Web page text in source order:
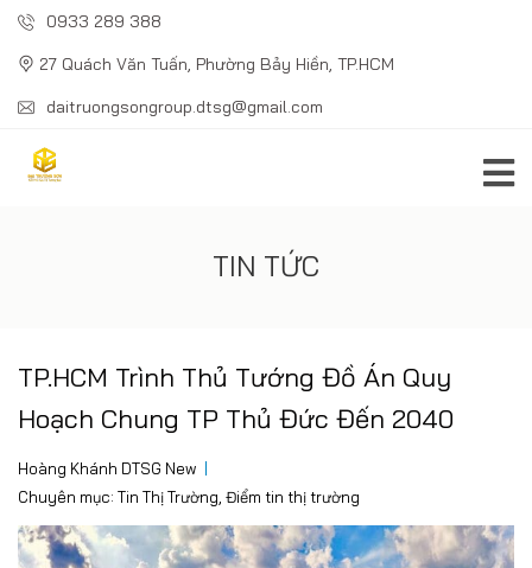
0933 289 388
27 Quách Văn Tuấn, Phường Bảy Hiền, TP.HCM
daitruongsongroup.dtsg@gmail.com
TIN TỨC
TP.HCM Trình Thủ Tướng Đồ Án Quy
Hoạch Chung TP Thủ Đức Đến 2040
Hoàng Khánh DTSG New
Chuyên mục: Tin Thị Trường Điểm tin thị trường